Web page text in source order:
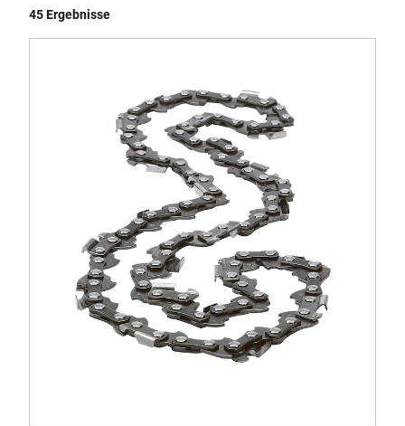
45 Ergebnisse